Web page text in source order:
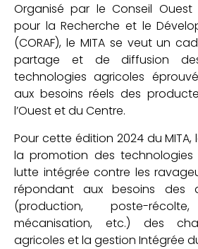
Organisé par le Conseil
pour la Recherche et le
(CORAF), le MITA se veut un
partage et de diffusion
technologies agricoles
aux besoins réels des
l’Ouest et du Centre.
Pour cette édition 2024 du
la promotion des
lutte intégrée contre les
répondant aux besoins des
(production, poste-
mécanisation, etc.) des
agricoles et la gestion Intégrée